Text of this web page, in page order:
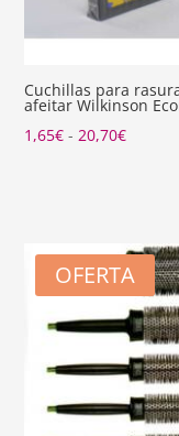
Cuchillas para
afeitar Wilkinson
1,65€ - 20,70€Rango
1,65€
hasta
20,70€
OFERTA